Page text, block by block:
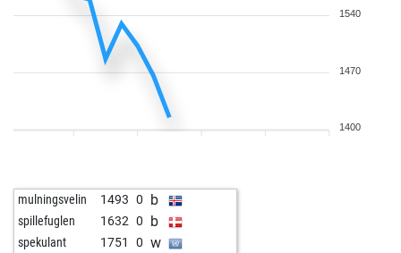
1540
1470
1400
mulningsvelin 1493 0 b
spillefuglen 1632 0 b
spekulant 1751 0 w